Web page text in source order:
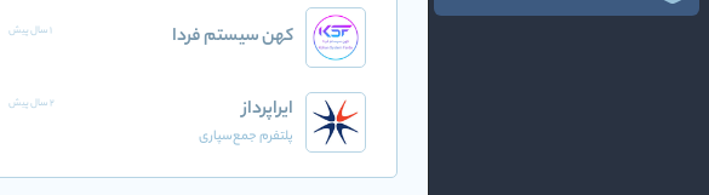
کهن سیستم فردا 1 سال پیش
ایراپرداز 2 سال پیش
پلتفرم جمع‌سپاری